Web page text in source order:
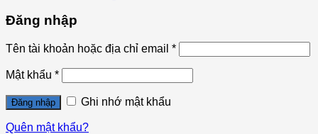
Đăng nhập
Tên tài khoản hoặc địa chỉ email *
Mật khẩu *
Đăng nhập Ghi nhớ mật khẩu
Quên mật khẩu?